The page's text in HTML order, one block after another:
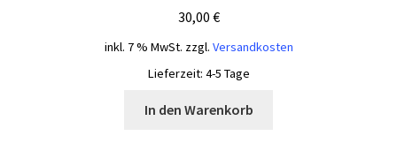
30,00 €
inkl. 7 % MwSt. zzgl. Versandkosten
Lieferzeit: 4-5 Tage
In den Warenkorb